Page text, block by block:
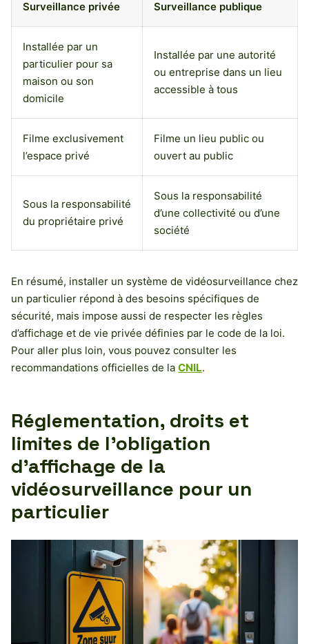
Surveillance privée Surveillance publique
Installée par un
particulier pour sa
maison ou son
domicile
Installée par une autorité
ou entreprise dans un lieu
accessible à tous
Filme exclusivement
l’espace privé
Filme un lieu public ou
ouvert au public
Sous la responsabilité
du propriétaire privé
Sous la responsabilité
d’une collectivité ou d’une
société
En résumé, installer un système de vidéosurveillance chez
un particulier répond à des besoins spécifiques de
sécurité, mais impose aussi de respecter les règles
d’affichage et de vie privée définies par le code de la loi.
Pour aller plus loin, vous pouvez consulter les
recommandations officielles de la CNIL.
Réglementation, droits et
limites de l’obligation
d’affichage de la
vidéosurveillance pour un
particulier